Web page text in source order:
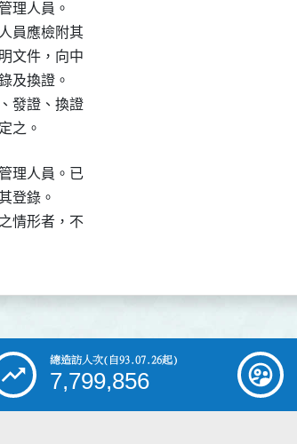
理人員。
員應檢附其
文件，向中
及換證。
發證、換證
之。
理人員。已
登錄。
情形者，不
總造訪人次(自93.07.26起)
7,799,856